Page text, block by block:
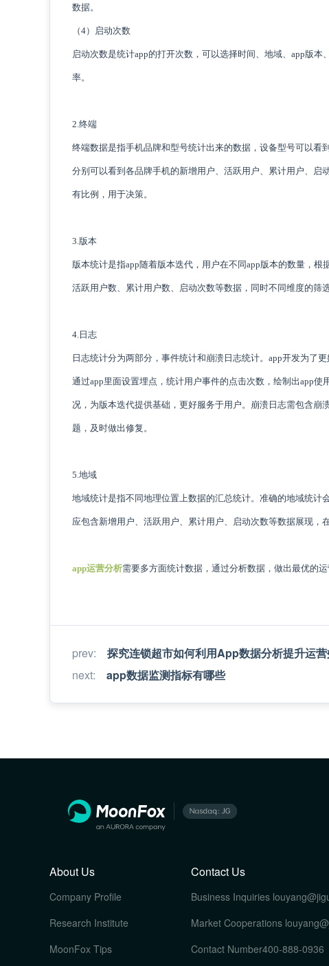
数据。
（4）启动次数
启动次数是统计app的打开次数，可以选择时间、地域、app版
率。
2.终端
终端数据是指手机品牌和型号统计出来的数据，设备型号可以看
分别可以看到各品牌手机的新增用户、活跃用户、累计用户、
有比例，用于决策。
3.版本
版本统计是指app随着版本迭代，用户在不同app版本的数量，根
活跃用户数、累计用户数、启动次数等数据，同时不同维度的筛
4.日志
日志统计分为两部分，事件统计和崩溃日志统计。app开发为了
通过app里面设置埋点，统计用户事件的点击次数，绘制出app
况，为版本迭代提供基础，更好服务于用户。崩溃日志需包含
题，及时做出修复。
5.地域
地域统计是指不同地理位置上数据的汇总统计。准确的地域统
应包含新增用户、活跃用户、累计用户、启动次数等数据展现，
app运营分析需要多方面统计数据，通过分析数据，做出最优的
prev:
探究连锁超市如何利用App数据分析提升运
next: app数据监测指标有哪些
About Us
Company Profile
Research Institute
MoonFox Tips
Contact Us
Business Inquiries
Market Cooperations
Contact Number400-888-0936